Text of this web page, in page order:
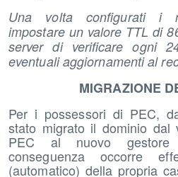
Una volta configurati i
impostare un valore TTL di
server di verificare ogni
eventuali aggiornamenti al
MIGRAZIONE
Per i possessori di PEC,
stato migrato il dominio dal
PEC al nuovo
conseguenza occorre
(automatico) della propria